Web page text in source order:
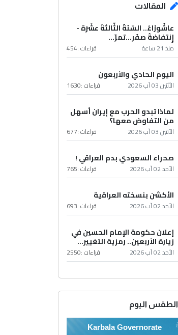
المقالات
عاشُورْاءُ.. السّنَةُ الثّالثةَ عشَرَة -
إِنتفاضةُ صفَر…تمرّ...
منذ 21 ساعة قراءات :454
اليوم الحادي والأربعون
الأثنين 03 آب 2026 قراءات :1630
لماذا تبدو الحرب مع إيران أسهل
من التفاوض معها؟
الأثنين 03 آب 2026 قراءات :677
صحراء السعودي بدم العراقي !
الأحد 02 آب 2026 قراءات :765
الأكشن بنسخته العراقية
الأحد 02 آب 2026 قراءات :693
إعلان حكومة الإمام الحسين في
زيارة الأربعين.. رمزية التغيير...
الأحد 02 آب 2026 قراءات :2550
الطقس اليوم
Karbala Governorate